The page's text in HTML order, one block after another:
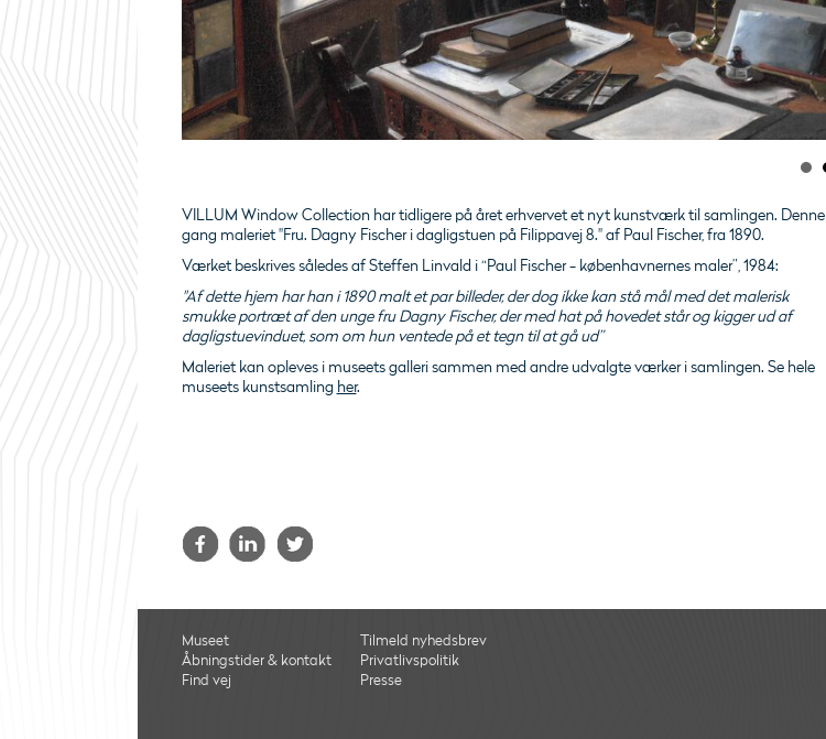
VILLUM Window Collection har tidligere på året erhvervet et nyt kunstværk til samlingen. Denne
gang maleriet "Fru. Dagny Fischer i dagligstuen på Filippavej 8." af Paul Fischer, fra 1890.
Værket beskrives således af Steffen Linvald i “Paul Fischer - københavnernes maler”, 1984:
"Af dette hjem har han i 1890 malt et par billeder, der dog ikke kan stå mål med det malerisk
smukke portræt af den unge fru Dagny Fischer, der med hat på hovedet står og kigger ud af
dagligstuevinduet, som om hun ventede på et tegn til at gå ud”
Maleriet kan opleves i museets galleri sammen med andre udvalgte værker i samlingen. Se hele
museets kunstsamling her.
Museet
Åbningstider & kontakt
Find vej
Tilmeld nyhedsbrev
Privatlivspolitik
Presse